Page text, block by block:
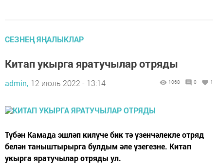
СЕЗНЕҢ ЯҢАЛЫКЛАР
Китап укырга яратучылар отряды
admin, 12 июль 2022 - 13:14 1068 0 1
Түбән Камада эшләп килүче бик тә үзенчәлекле отряд
белән таныштырырга булдым әле үзегезне. Китап
укырга яратучылар отряды ул.